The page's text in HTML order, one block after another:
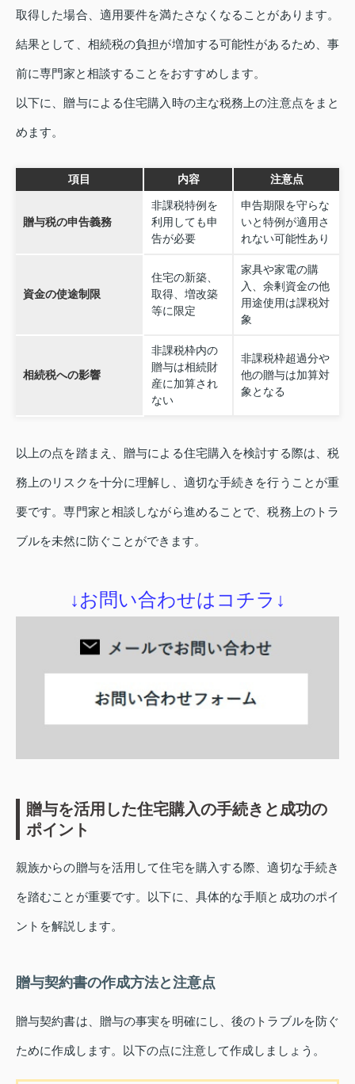
取得した場合、適用要件を満たさなくなることがあります。
結果として、相続税の負担が増加する可能性があるため、事
前に専門家と相談することをおすすめします。
以下に、贈与による住宅購入時の主な税務上の注意点をまと
めます。
項目 内容 注意点
贈与税の申告義務
非課税特例を
利用しても申
告が必要
申告期限を守らな
いと特例が適用さ
れない可能性あり
資金の使途制限
住宅の新築、
取得、増改築
等に限定
家具や家電の購
入、余剰資金の他
用途使用は課税対
象
相続税への影響
非課税枠内の
贈与は相続財
産に加算され
ない
非課税枠超過分や
他の贈与は加算対
象となる
以上の点を踏まえ、贈与による住宅購入を検討する際は、税
務上のリスクを十分に理解し、適切な手続きを行うことが重
要です。専門家と相談しながら進めることで、税務上のトラ
ブルを未然に防ぐことができます。
↓お問い合わせはコチラ↓
贈与を活用した住宅購入の手続きと成功の
ポイント
親族からの贈与を活用して住宅を購入する際、適切な手続き
を踏むことが重要です。以下に、具体的な手順と成功のポイ
ントを解説します。
贈与契約書の作成方法と注意点
贈与契約書は、贈与の事実を明確にし、後のトラブルを防ぐ
ために作成します。以下の点に注意して作成しましょう。